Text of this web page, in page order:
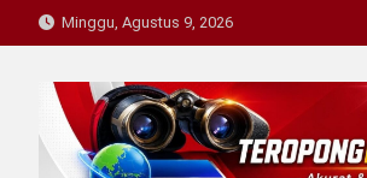
to
Minggu, Agustus 9, 2026